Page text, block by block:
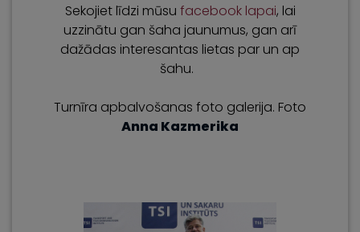
Sekojiet līdzi mūsu facebook lapai, lai
uzzinātu gan šaha jaunumus, gan arī
dažādas interesantas lietas par un ap
šahu.
Turnīra apbalvošanas foto galerija. Foto
Anna Kazmerika